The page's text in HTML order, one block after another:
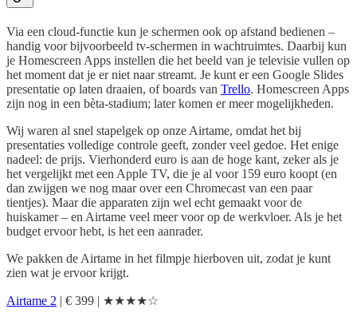
Via een cloud-functie kun je schermen ook op afstand bedienen –
handig voor bijvoorbeeld tv-schermen in wachtruimtes. Daarbij kun
je Homescreen Apps instellen die het beeld van je televisie vullen op
het moment dat je er niet naar streamt. Je kunt er een Google Slides
presentatie op laten draaien, of boards van Trello. Homescreen Apps
zijn nog in een bèta-stadium; later komen er meer mogelijkheden.
Wij waren al snel stapelgek op onze Airtame, omdat het bij
presentaties volledige controle geeft, zonder veel gedoe. Het enige
nadeel: de prijs. Vierhonderd euro is aan de hoge kant, zeker als je
het vergelijkt met een Apple TV, die je al voor 159 euro koopt (en
dan zwijgen we nog maar over een Chromecast van een paar
tientjes). Maar die apparaten zijn wel echt gemaakt voor de
huiskamer – en Airtame veel meer voor op de werkvloer. Als je het
budget ervoor hebt, is het een aanrader.
We pakken de Airtame in het filmpje hierboven uit, zodat je kunt
zien wat je ervoor krijgt.
Airtame 2 | € 399 | ★★★★☆